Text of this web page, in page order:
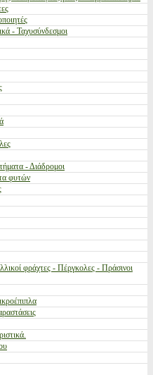
- Ταχυσύνδεσμοι
- Διάδρομοι
φυτών
φράχτες - Πέργκολες - Πράσινοι